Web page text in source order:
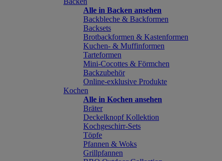
Alle in Backen ansehen
Backbleche & Backformen
Backsets
Brotbackformen & Kastenformen
Kuchen- & Muffinformen
Tarteformen
Mini-Cocottes & Förmchen
Backzubehör
Online-exklusive Produkte
Kochen
Alle in Kochen ansehen
Bräter
Deckelknopf Kollektion
Kochgeschirr-Sets
Töpfe
Pfannen & Woks
Grillpfannen